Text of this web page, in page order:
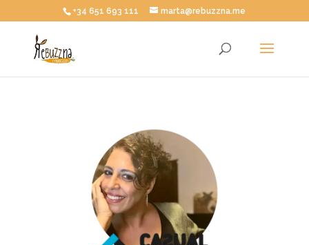
+34 651 693 111 marta@rebuzzna.me